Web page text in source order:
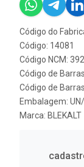
Código do
Código: 14081
Código NCM:
Código de
Código de
Embalagem:
Marca: BLEKALT